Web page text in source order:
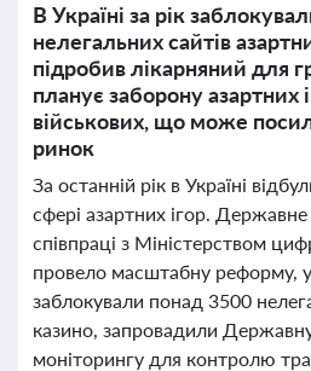
В Україні за рік
нелегальних сайтів
підробив лікарняний для
планує заборону азартних
військових, що може
ринок
За останній рік в Україні
сфері азартних ігор.
співпраці з Міністерством
провело масштабну реформу,
заблокували понад 3500
казино, запровадили
моніторингу для контролю